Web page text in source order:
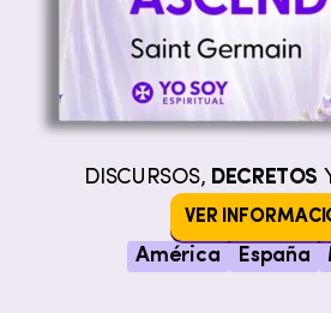
DISCURSOS, DECRETOS
VER
América España